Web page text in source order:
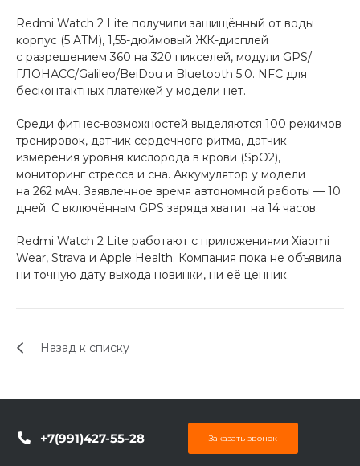
Оплачивайте сегодня только
25% картой любого банка
Получайте товар
выбранный способом
Оставшиеся75% будут
списываться с вашей карты
по25% каждые 2 недели
25
раз в 2
8 800 302-02-51
plait.ru
Redmi Watch 2 Lite получили защищённый от воды
корпус (5 ATM), 1,55-дюймовый ЖК-дисплей
с разрешением 360 на 320 пикселей, модули GPS/
ГЛОНАСС/Galileo/BeiDou и Bluetooth 5.0. NFC для
бесконтактных платежей у модели нет.
Среди фитнес-возможностей выделяются 100 режимов
тренировок, датчик сердечного ритма, датчик
измерения уровня кислорода в крови (SpO2),
мониторинг стресса и сна. Аккумулятор у модели
на 262 мАч. Заявленное время автономной работы — 10
дней. С включённым GPS заряда хватит на 14 часов.
Redmi Watch 2 Lite работают с приложениями Xiaomi
Wear, Strava и Apple Health. Компания пока не объявила
ни точную дату выхода новинки, ни её ценник.
Назад к списку
+7(991)427-55-28 Заказать звонок